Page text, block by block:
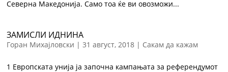
Северна Македонија. Само тоа ќе ви овозможи...
ЗАМИСЛИ ИДНИНА
Горан Михајловски |31 август, 2018 | Сакам да кажам
1 Европската унија ја започна кампањата за референдумот